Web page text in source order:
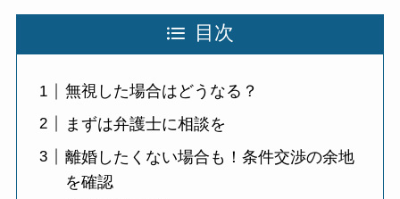
目次
無視した場合はどうなる？
まずは弁護士に相談を
離婚したくない場合も！条件交渉の余地
を確認